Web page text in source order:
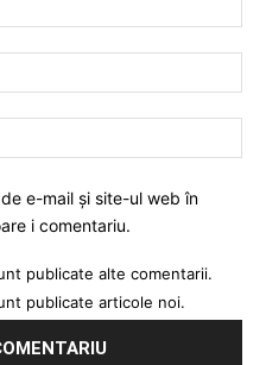
e-mail și site-ul web în
i comentariu.
publicate alte comentarii.
publicate articole noi.